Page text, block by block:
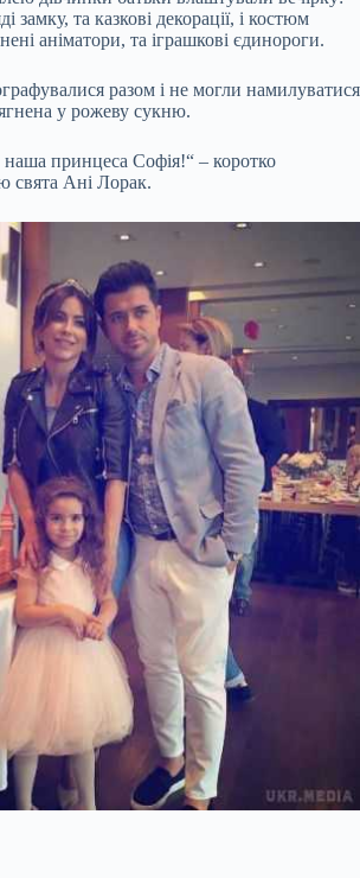
замку, та казкові декорації, і костюм
аніматори, та іграшкові єдинороги.
разом і не могли намилуватися
у рожеву сукню.
принцеса Софія!“ – коротко
свята Ані Лорак.